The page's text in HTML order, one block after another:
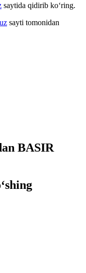
saytida qidirib ko‘ring.
sayti tomonidan
BASIR